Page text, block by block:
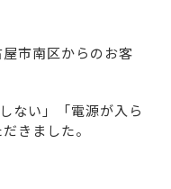
市南区からのお客
ない」「電源が入ら
きました。